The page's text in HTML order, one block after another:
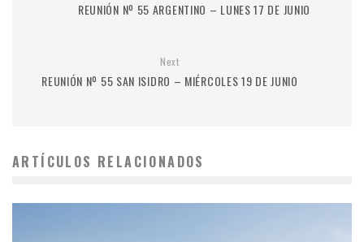
REUNIÓN Nº 55 ARGENTINO – LUNES 17 DE JUNIO
Next
REUNIÓN Nº 55 SAN ISIDRO – MIÉRCOLES 19 DE JUNIO
ARTÍCULOS RELACIONADOS